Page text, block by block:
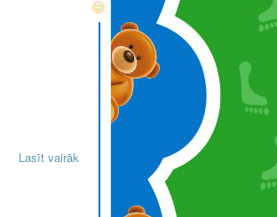
Lasīt vairāk